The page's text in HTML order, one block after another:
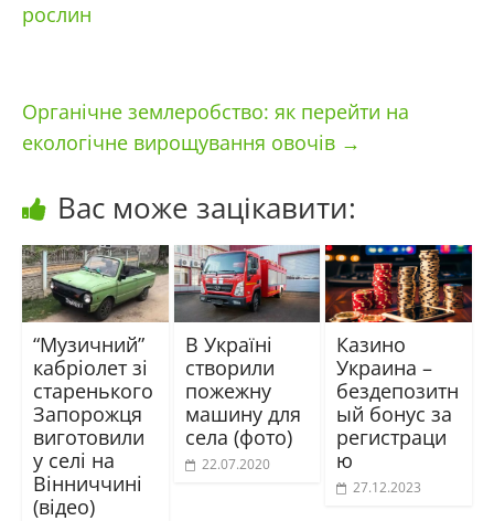
рослин
Органічне землеробство: як перейти на
екологічне вирощування овочів →
Вас може зацікавити:
“Музичний”
кабріолет зі
старенького
Запорожця
виготовили
у селі на
Вінниччині
(відео)
В Україні
створили
пожежну
машину для
села (фото)
22.07.2020
Казино
Украина –
бездепозитн
ый бонус за
регистраци
ю
27.12.2023